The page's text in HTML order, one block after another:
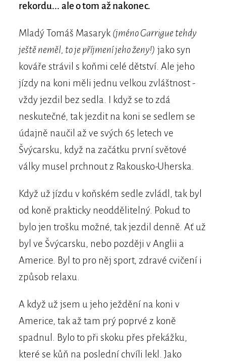
rekordu... ale o tom až nakonec.
Mladý Tomáš Masaryk (jméno Garrigue tehdy
ještě neměl, to je příjmení jeho ženy!) jako syn
kováře strávil s koňmi celé dětství. Ale jeho
jízdy na koni měli jednu velkou zvláštnost -
vždy jezdil bez sedla. I když se to zdá
neskutečné, tak jezdit na koni se sedlem se
údajně naučil až ve svých 65 letech ve
Švýcarsku, když na začátku první světové
války musel prchnout z Rakousko-Uherska.
Když už jízdu v koňském sedle zvládl, tak byl
od koně prakticky neoddělitelný. Pokud to
bylo jen trošku možné, tak jezdil denně. Ať už
byl ve Švýcarsku, nebo později v Anglii a
Americe. Byl to pro něj sport, zdravé cvičení i
způsob relaxu.
A když už jsem u jeho ježdění na koni v
Americe, tak až tam prý poprvé z koně
spadnul. Bylo to při skoku přes překážku,
které se kůň na poslední chvíli lekl. Jako